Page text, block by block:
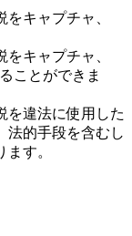
をキャプチャ、
をキャプチャ、
ことができま
を違法に使用した
法的手段を含むし
す。